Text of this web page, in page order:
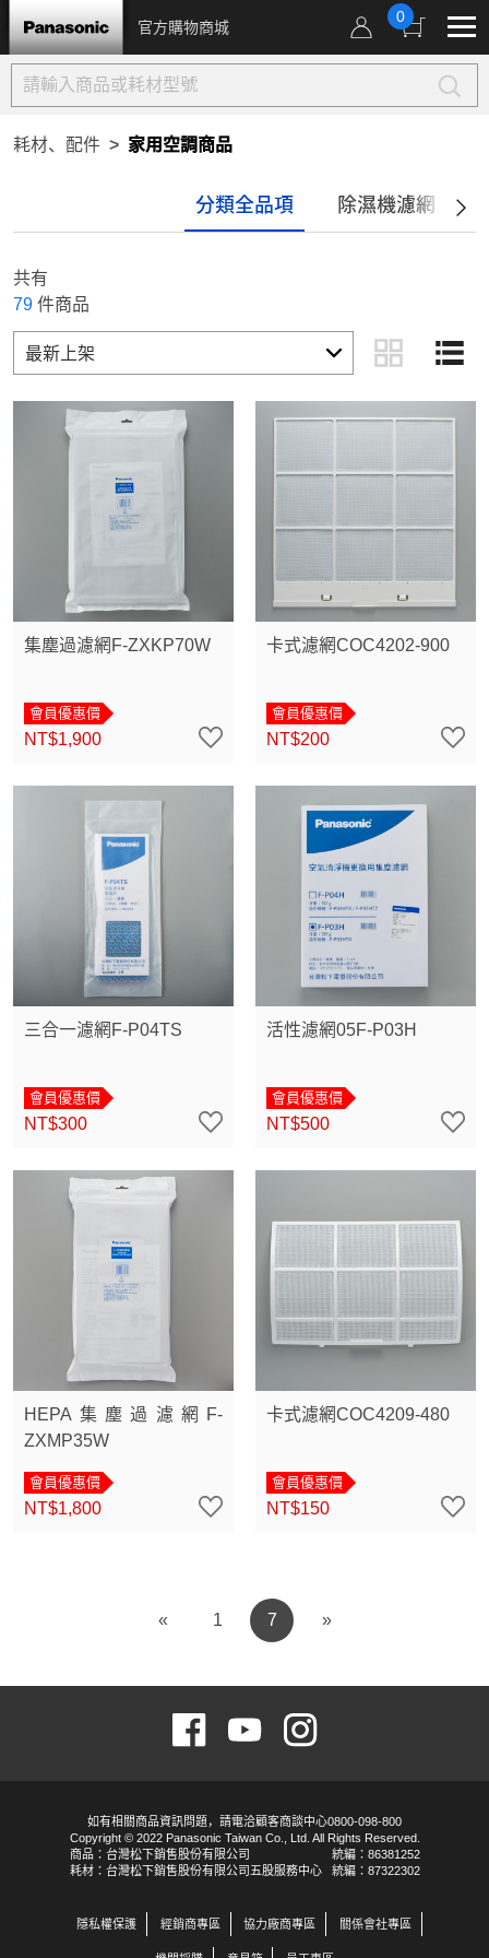
官方購物商城
0
耗材、配件 家用空調商品
分類全品項 除濕機濾網
共有
79 件商品
集塵過濾網F-ZXKP70W
會員優惠價
NT$1,900
卡式濾網COC4202-900
會員優惠價
NT$200
三合一濾網F-P04TS
會員優惠價
NT$300
活性濾網05F-P03H
會員優惠價
NT$500
HEPA集塵過濾網F-
ZXMP35W
會員優惠價
NT$1,800
卡式濾網COC4209-480
會員優惠價
NT$150
« 1 7 »
如有相關商品資訊問題，請電洽顧客商談中心0800-098-800
Copyright © 2022 Panasonic Taiwan Co., Ltd. All Rights Reserved.
商品：台灣松下銷售股份有限公司
耗材：台灣松下銷售股份有限公司五股服務中心
統編：86381252
統編：87322302
隱私權保護 經銷商專區 協力廠商專區 關係會社專區